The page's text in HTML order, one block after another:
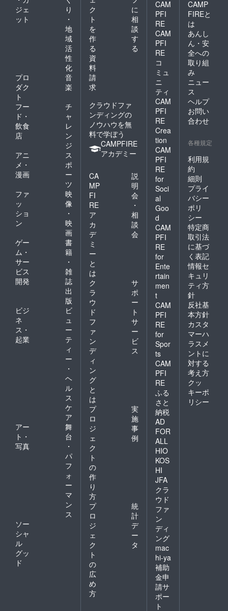
ジェ
ット
り
・
地
域
活
性
化
プロ
ダク
ト
音
楽
フー
ド・
飲食
店
チ
ャ
レ
ン
ジ
アニ
メ・
漫画
ス
ポ
ー
ツ
ファ
ッ
ショ
ン
映
像
・
映
画
ゲー
ム・
サー
ビス
開発
書
籍
・
雑
誌
出
版
ビジ
ネ
ス・
起業
ビ
ュ
ー
テ
ィ
ー
・
ヘ
ル
ス
ケ
ア
アー
ト・
写真
舞
台
・
パ
フ
ォ
ー
マ
ン
ス
ソー
シャ
ル
グッ
ド
ク
ト
を
作
る
に
相
談
す
る
資
料
請
求
クラウドファ
ンディングの
ノウハウを無
料で学ぼう
CAMPFIRE
アカデミー
CA
MP
FI
RE
ア
カ
デ
ミ
ー
と
は
説
明
会
・
相
談
会
ク
ラ
ウ
ド
フ
ァ
ン
デ
ィ
ン
グ
と
は
サ
ポ
ー
ト
サ
ー
ビ
ス
プ
ロ
ジ
ェ
ク
ト
の
作
り
方
実
施
事
例
プ
ロ
ジ
ェ
ク
ト
の
広
め
方
統
計
デ
ー
タ
CAM
PFI
RE
CAM
PFI
RE
コ
ミュ
ニ
ティ
CAM
PFI
RE
Crea
tion
CAM
PFI
RE
for
Soci
al
Goo
d
CAM
PFI
RE
for
Ente
rtain
men
t
CAM
PFI
RE
for
Spor
ts
CAM
PFI
RE
ふる
さと
納税
AD
FOR
ALL
HIO
KOS
HI
JFA
クラ
ウド
ファ
ン
ディ
ング
mac
hi-ya
補助
金申
請サ
ポー
ト
CAMP
FIREと
は
あんし
ん・安
全への
取り組
み
ニュー
ス
ヘルプ
お問い
合わせ
各種規定
利用規
約
細則
プライ
バシー
ポリ
シー
特定商
取引法
に基づ
く表記
情報セ
キュリ
ティ方
針
反社基
本方針
カスタ
マーハ
ラスメ
ントに
対する
考え方
クッ
キーポ
リシー